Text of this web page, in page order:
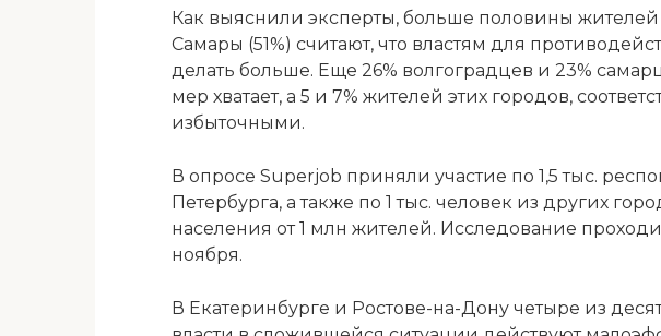
Как выяснили эксперты, больше половины жителей
Самары (51%) считают, что властям для
делать больше. Еще 26% волгоградцев и 23%
мер хватает, а 5 и 7% жителей этих городов,
избыточными.
В опросе Superjob приняли участие по 1,5 тыс.
Петербурга, а также по 1 тыс. человек из других
населения от 1 млн жителей. Исследование
ноября.
В Екатеринбурге и Ростове-на-Дону четыре из